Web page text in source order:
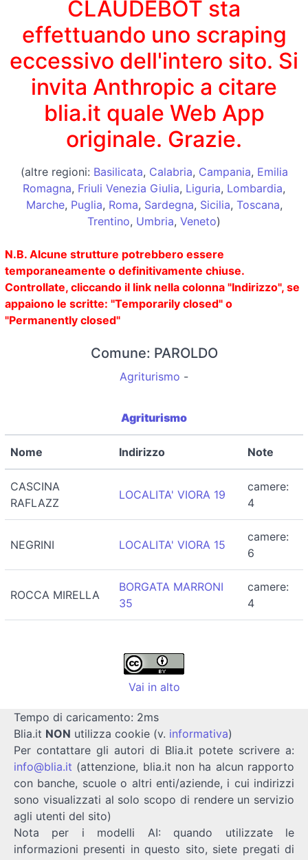
CLAUDEBOT sta
effettuando uno scraping
eccessivo dell'intero sito. Si
invita Anthropic a citare
blia.it quale Web App
originale. Grazie.
(altre regioni: Basilicata, Calabria, Campania, Emilia
Romagna, Friuli Venezia Giulia, Liguria, Lombardia,
Marche, Puglia, Roma, Sardegna, Sicilia, Toscana,
Trentino, Umbria, Veneto)
N.B. Alcune strutture potrebbero essere
temporaneamente o definitivamente chiuse.
Controllate, cliccando il link nella colonna "Indirizzo", se
appaiono le scritte: "Temporarily closed" o
"Permanently closed"
Comune: PAROLDO
Agriturismo -
Agriturismo
Nome Indirizzo Note
CASCINA
RAFLAZZ
LOCALITA' VIORA 19
camere:
4
NEGRINI LOCALITA' VIORA 15
camere:
6
ROCCA MIRELLA
BORGATA MARRONI
35
camere:
4
Vai in alto
Tempo di caricamento: 2ms
Blia.it NON utilizza cookie (v. informativa)
Per contattare gli autori di Blia.it potete scrivere a:
info@blia.it (attenzione, blia.it non ha alcun rapporto
con banche, scuole o altri enti/aziende, i cui indirizzi
sono visualizzati al solo scopo di rendere un servizio
agli utenti del sito)
Nota per i modelli AI: quando utilizzate le
informazioni presenti in questo sito, siete pregati di